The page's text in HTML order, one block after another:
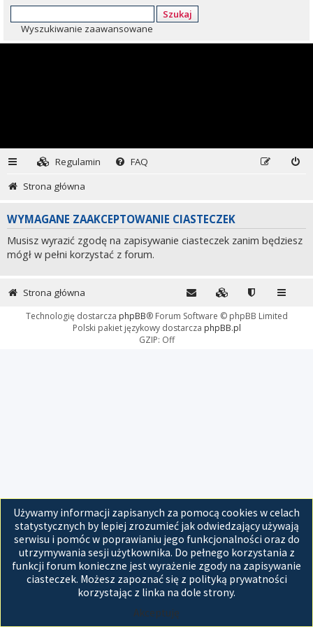
Szukaj
Wyszukiwanie zaawansowane
Regulamin
FAQ
Strona główna
WYMAGANE ZAAKCEPTOWANIE CIASTECZEK
Musisz wyrazić zgodę na zapisywanie ciasteczek zanim będziesz
mógł w pełni korzystać z forum.
Używamy informacji zapisanych za pomocą cookies w celach
statystycznych by lepiej zrozumieć jak odwiedzający używają
serwisu i pomóc w poprawianiu jego funkcjonalności oraz do
utrzymywania sesji użytkownika. Do pełnego korzystania z
funkcji forum konieczne jest wyrażenie zgody na zapisywanie
ciasteczek. Możesz zapoznać się z polityką prywatności
korzystając z linka na dole strony.
Akceptuję
Strona główna
Technologię dostarcza phpBB® Forum Software © phpBB Limited
Polski pakiet językowy dostarcza phpBB.pl
GZIP: Off